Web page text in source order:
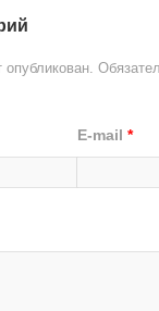
E-mail*